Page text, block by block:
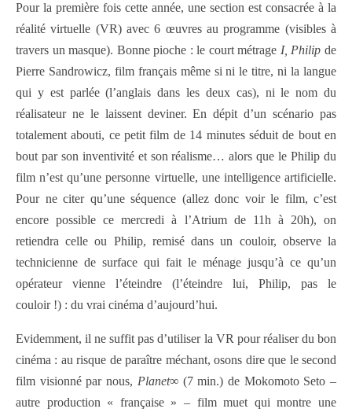
Pour la première fois cette année, une section est consacrée à la
réalité virtuelle (VR) avec 6 œuvres au programme (visibles à
travers un masque). Bonne pioche : le court métrage I, Philip de
Pierre Sandrowicz, film français même si ni le titre, ni la langue
qui y est parlée (l’anglais dans les deux cas), ni le nom du
réalisateur ne le laissent deviner. En dépit d’un scénario pas
totalement abouti, ce petit film de 14 minutes séduit de bout en
bout par son inventivité et son réalisme… alors que le Philip du
film n’est qu’une personne virtuelle, une intelligence artificielle.
Pour ne citer qu’une séquence (allez donc voir le film, c’est
encore possible ce mercredi à l’Atrium de 11h à 20h), on
retiendra celle ou Philip, remisé dans un couloir, observe la
technicienne de surface qui fait le ménage jusqu’à ce qu’un
opérateur vienne l’éteindre (l’éteindre lui, Philip, pas le
couloir !) : du vrai cinéma d’aujourd’hui.
Evidemment, il ne suffit pas d’utiliser la VR pour réaliser du bon
cinéma : au risque de paraître méchant, osons dire que le second
film visionné par nous, Planet∞(7 min.) de Mokomoto Seto –
autre production « française » – film muet qui montre une